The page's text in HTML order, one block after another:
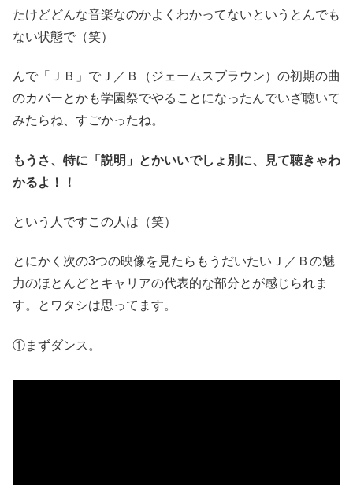
たけどどんな音楽なのかよくわかってないというとんでも
ない状態で（笑）
んで「ＪＢ」でＪ／Ｂ（ジェームスブラウン）の初期の曲
のカバーとかも学園祭でやることになったんでいざ聴いて
みたらね、すごかったね。
もうさ、特に「説明」とかいいでしょ別に、見て聴きゃわ
かるよ！！
という人ですこの人は（笑）
とにかく次の3つの映像を見たらもうだいたいＪ／Ｂの魅
力のほとんどとキャリアの代表的な部分とが感じられま
す。とワタシは思ってます。
①まずダンス。